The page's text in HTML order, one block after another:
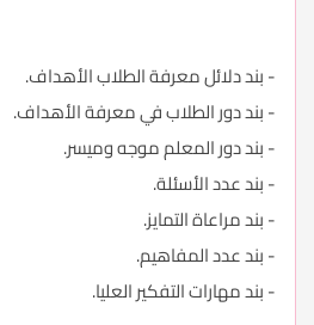
- بند دلائل معرفة الطلاب الأهداف.
- بند دور الطلاب في معرفة الأهداف.
- بند دور المعلم موجه وميسر.
- بند عدد الأسئلة.
- بند مراعاة التمايز.
- بند عدد المفاهيم.
- بند مهارات التفكير العليا.